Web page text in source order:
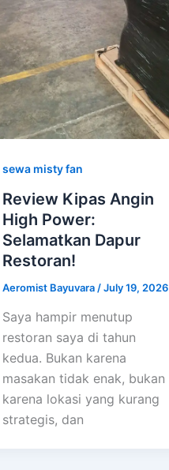
sewa misty fan
Review Kipas Angin
High Power:
Selamatkan Dapur
Restoran!
Aeromist Bayuvara /July 19, 2026
Saya hampir menutup
restoran saya di tahun
kedua. Bukan karena
masakan tidak enak, bukan
karena lokasi yang kurang
strategis, dan